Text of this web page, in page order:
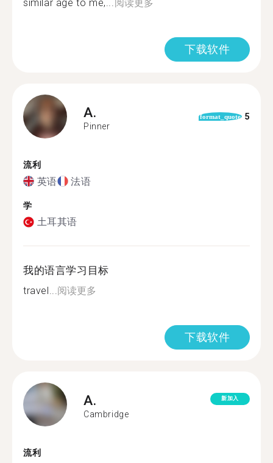
similar age to me,...阅读更多
下载软件
A.
Pinner
format_quote 5
流利
英语 法语
学
土耳其语
我的语言学习目标
travel...阅读更多
下载软件
A.
Cambridge
新加入
流利